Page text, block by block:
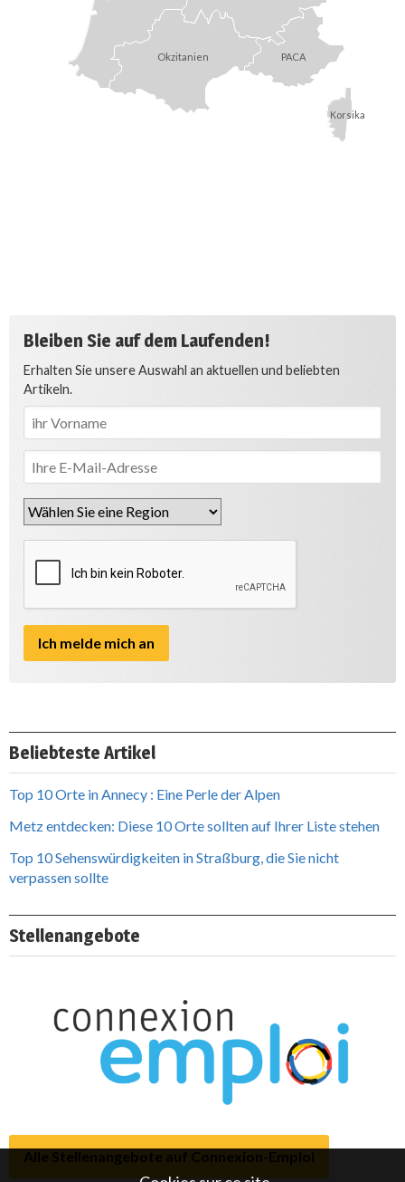
Okzitanien
Korsika
PACA
Bleiben Sie auf dem Laufenden!
Erhalten Sie unsere Auswahl an aktuellen und beliebten
Artikeln.
Beliebteste Artikel
Top 10 Orte in Annecy : Eine Perle der Alpen
Metz entdecken: Diese 10 Orte sollten auf Ihrer Liste stehen
Top 10 Sehenswürdigkeiten in Straßburg, die Sie nicht
verpassen sollte
Stellenangebote
Alle Stellenangebote auf Connexion-Emploi